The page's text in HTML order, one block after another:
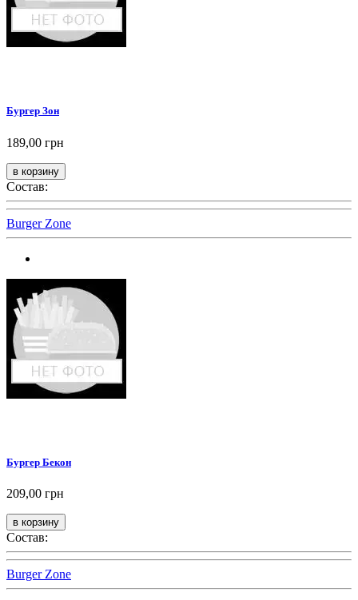
Бургер Зон
189,00 грн
Состав:
Burger Zone
Бургер Бекон
209,00 грн
Состав:
Burger Zone